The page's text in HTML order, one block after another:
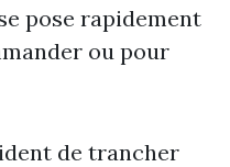
pose rapidement
ou pour
de trancher